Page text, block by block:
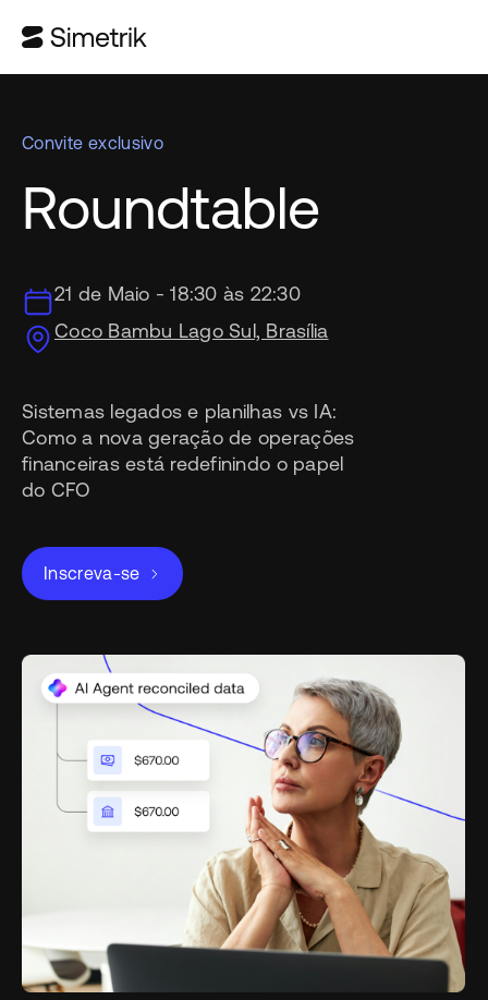
Convite exclusivo
Roundtable
21 de Maio - 18:30 às 22:30
Coco Bambu Lago Sul, Brasília
Sistemas legados e planilhas vs IA:
Como a nova geração de operações
financeiras está redefinindo o papel
do CFO
Inscreva-se